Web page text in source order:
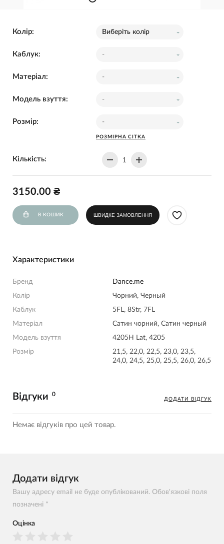
Колір: Виберіть колір
Каблук: -
Матеріал: -
Модель взуття: -
Розмір: -
РОЗМІРНА СІТКА
Кількість:
3150.00 ₴
В КОШИК ШВИДКЕ ЗАМОВЛЕННЯ
Характеристики
Бренд
Dance.me
Колір
Чорний, Черный
Каблук
5FL, 8Str, 7FL
Матеріал
Сатин чорний, Сатин черный
Модель взуття
4205H Lat, 4205
Розмір
21,5, 22,0, 22,5, 23,0, 23,5,
24,0, 24,5, 25,0, 25,5, 26,0, 26,5
Відгуки 0
ДОДАТИ ВІДГУК
Немає відгуків про цей товар.
Додати відгук
Вашу адресу email не буде опублікований. Обов'язкові поля
позначені *
Оцінка